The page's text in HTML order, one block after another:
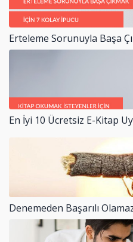
Erteleme Sorunuyla Başa
En İyi 10 Ücretsiz E-Kitap
Denemeden Başarılı